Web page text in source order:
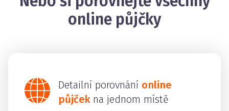
online půjčky
Detailní porovnání online
půjčekna jednom místě